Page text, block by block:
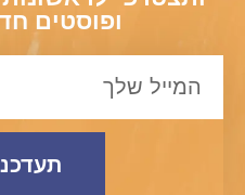
ופוסטים